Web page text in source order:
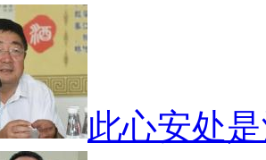
此心安处